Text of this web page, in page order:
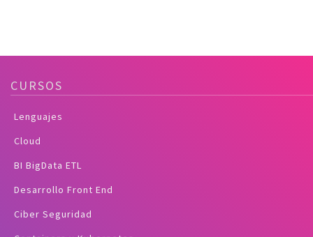
CURSOS
Lenguajes
Cloud
BI BigData ETL
Desarrollo Front End
Ciber Seguridad